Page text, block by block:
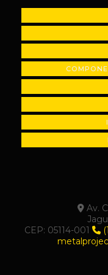
Usinagem de plásticos
Usinagem de polias
Usinagem de precisão
Av.
CEP: 05114-001